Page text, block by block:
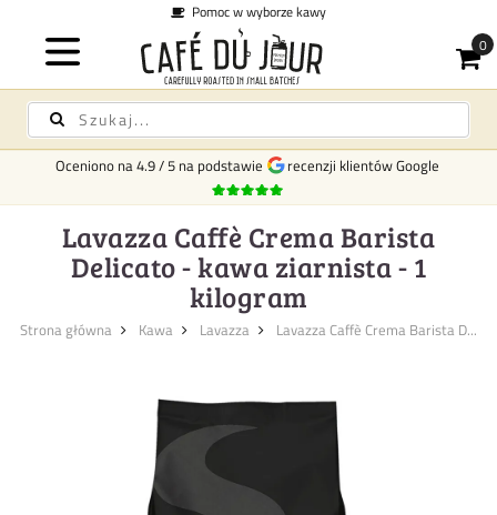
Oceniono na4.9/5 na podstawie recenzji klientów Google
Lavazza Caffè Crema Barista
Delicato - kawa ziarnista - 1
kilogram
Strona główna Kawa Lavazza Lavazza Caffè Crema Barista D...